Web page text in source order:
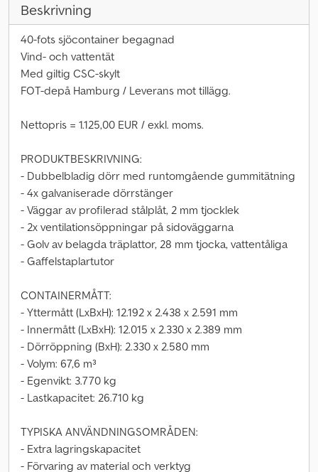
Beskrivning
40-fots sjöcontainer begagnad
Vind- och vattentät
Med giltig CSC-skylt
FOT-depå Hamburg / Leverans mot tillägg.
Nettopris = 1.125,00 EUR / exkl. moms.
PRODUKTBESKRIVNING:
- Dubbelbladig dörr med runtomgående gummitätning
- 4x galvaniserade dörrstänger
- Väggar av profilerad stålplåt, 2 mm tjocklek
- 2x ventilationsöppningar på sidoväggarna
- Golv av belagda träplattor, 28 mm tjocka, vattentåliga
- Gaffelstaplartutor
CONTAINERMÅTT:
- Yttermått (LxBxH): 12.192 x 2.438 x 2.591 mm
- Innermått (LxBxH): 12.015 x 2.330 x 2.389 mm
- Dörröppning (BxH): 2.330 x 2.580 mm
- Volym: 67,6 m³
- Egenvikt: 3.770 kg
- Lastkapacitet: 26.710 kg
TYPISKA ANVÄNDNINGSOMRÅDEN:
- Extra lagringskapacitet
- Förvaring av material och verktyg